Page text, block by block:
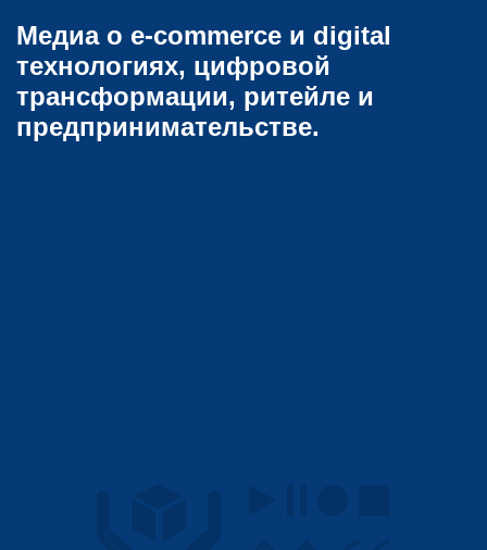
Медиа о e-commerce и digital
технологиях, цифровой
трансформации, ритейле и
предпринимательстве.